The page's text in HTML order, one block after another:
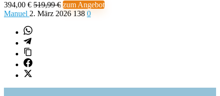
394,00 € 519,99 € zum Angebot
Manuel 2. März 2026 138 0